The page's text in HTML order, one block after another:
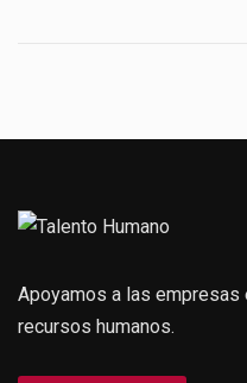
Apoyamos a las
recursos humanos.